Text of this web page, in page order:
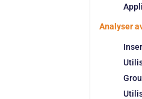
Analyser